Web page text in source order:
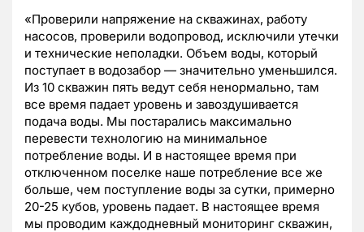
«Проверили напряжение на скважинах, работу
насосов, проверили водопровод, исключили утечки
и технические неполадки. Объем воды, который
поступает в водозабор — значительно уменьшился.
Из 10 скважин пять ведут себя ненормально, там
все время падает уровень и завоздушивается
подача воды. Мы постарались максимально
перевести технологию на минимальное
потребление воды. И в настоящее время при
отключенном поселке наше потребление все же
больше, чем поступление воды за сутки, примерно
20-25 кубов, уровень падает. В настоящее время
мы проводим каждодневный мониторинг скважин,